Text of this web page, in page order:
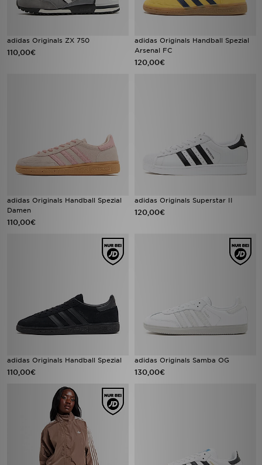
adidas Originals ZX 750
110,00€
adidas Originals Handball Spezial
Arsenal FC
120,00€
adidas Originals Handball Spezial
Damen
110,00€
adidas Originals Superstar II
120,00€
adidas Originals Handball Spezial
110,00€
adidas Originals Samba OG
130,00€